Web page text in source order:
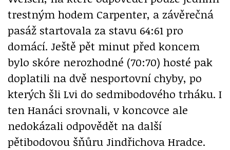
trestným hodem Carpenter, a závěrečná
pasáž startovala za stavu 64:61 pro
domácí. Ještě pět minut před koncem
bylo skóre nerozhodné (70:70) hosté pak
doplatili na dvě nesportovní chyby, po
kterých šli Lvi do sedmibodového trháku. I
ten Hanáci srovnali, v koncovce ale
nedokázali odpovědět na další
pětibodovou šňůru Jindřichova Hradce.